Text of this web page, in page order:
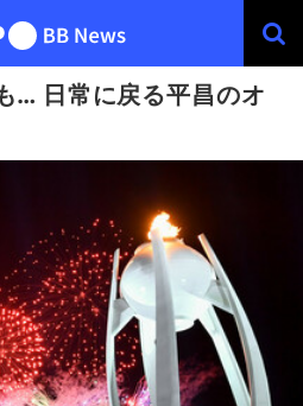
… 日常に戻る平昌のオ